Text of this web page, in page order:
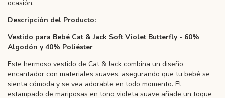
ocasión.
Descripción del Producto:
Vestido para Bebé Cat & Jack Soft Violet Butterfly - 60%
Algodón y 40% Poliéster
Este hermoso vestido de Cat & Jack combina un diseño
encantador con materiales suaves, asegurando que tu bebé se
sienta cómoda y se vea adorable en todo momento. El
estampado de mariposas en tono violeta suave añade un toque